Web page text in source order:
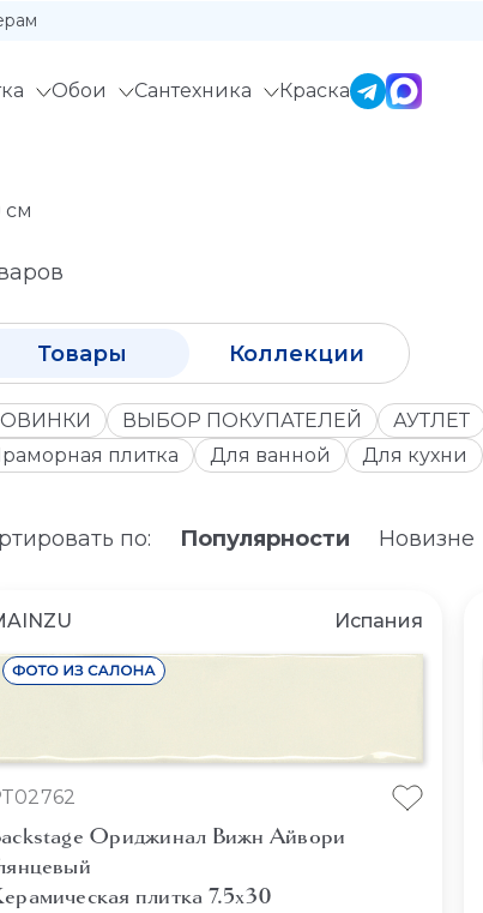
Обои Сантехника Краска
см
Товары Коллекции
ВЫБОР ПОКУПАТЕЛЕЙ АУТЛЕТ
плитка
Для ванной Для кухни
по: Популярности Новизне
Испания
Ориджинал Вижн Айвори
плитка 7.5x30